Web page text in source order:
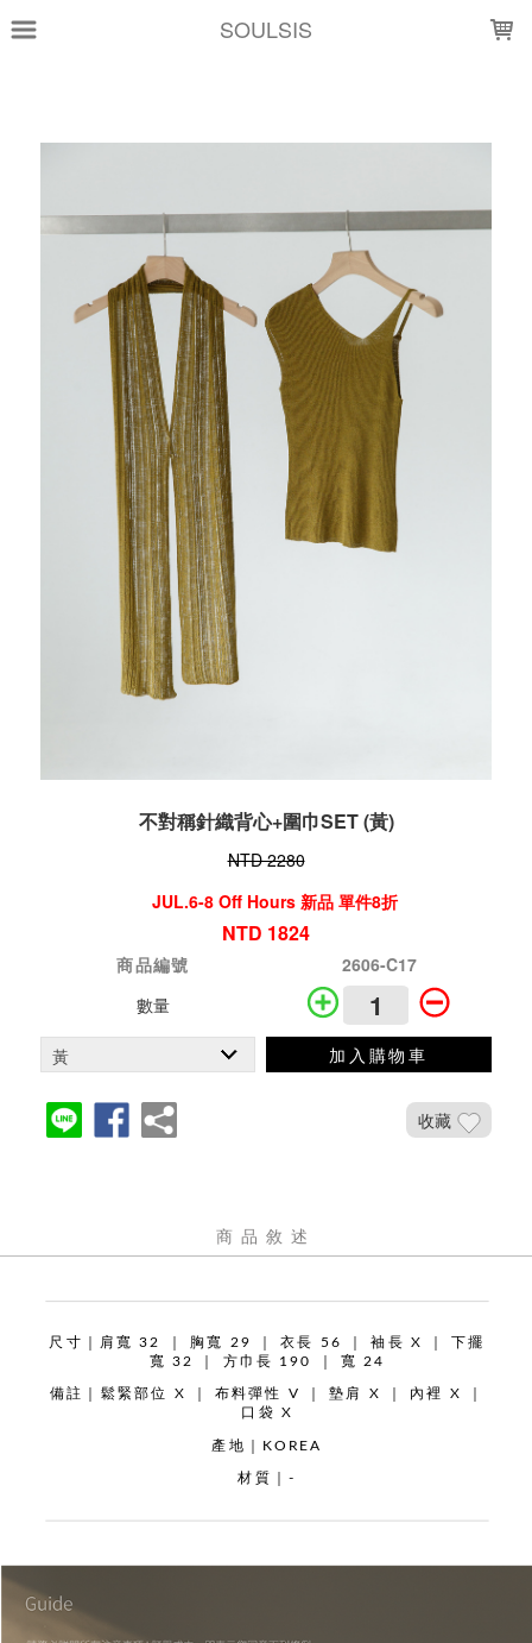
SOULSIS
不對稱針織背心+圍巾SET (黃)
NTD 2280
JUL.6-8 Off Hours 新品 單件8折
NTD 1824
商品編號
2606-C17
數量
加入購物車
收藏
商品敘述